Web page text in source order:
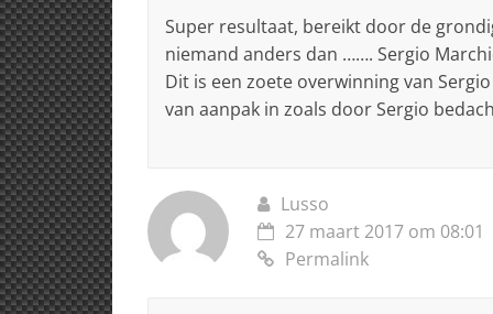
Super resultaat, bereikt door de
niemand anders dan ……. Sergio
Dit is een zoete overwinning van
van aanpak in zoals door Sergio
Lusso
27 maart 2017 om 08:01
Permalink